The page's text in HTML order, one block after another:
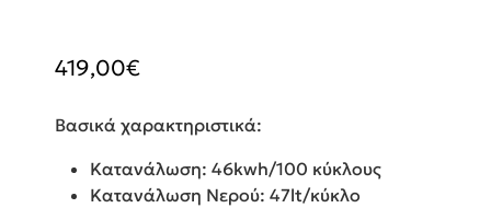
419,00€
Βασικά χαρακτηριστικά:
Κατανάλωση: 46kwh/100 κύκλους
Κατανάλωση Νερού: 47lt/κύκλο